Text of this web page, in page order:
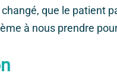
que le patient
à nous prendre